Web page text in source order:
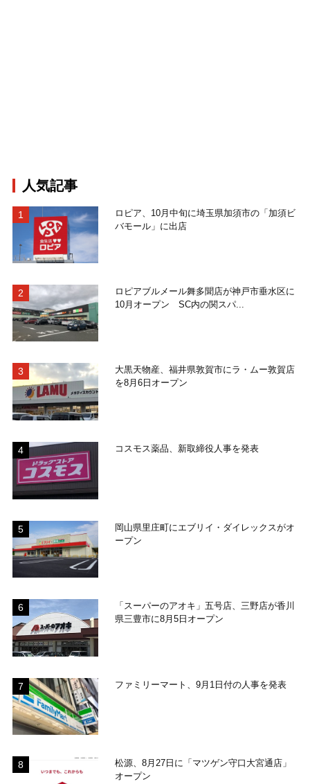
人気記事
ロピア、10月中旬に埼玉県加須市の「加須ビ
バモール」に出店
ロピアブルメール舞多聞店が神戸市垂水区に
10月オープン SC内の関スパ...
大黒天物産、福井県敦賀市にラ・ムー敦賀店
を8月6日オープン
コスモス薬品、新取締役人事を発表
岡山県里庄町にエブリイ・ダイレックスがオ
ープン
「スーパーのアオキ」五号店、三野店が香川
県三豊市に8月5日オープン
ファミリーマート、9月1日付の人事を発表
松源、8月27日に「マツゲン守口大宮通店」
オープン